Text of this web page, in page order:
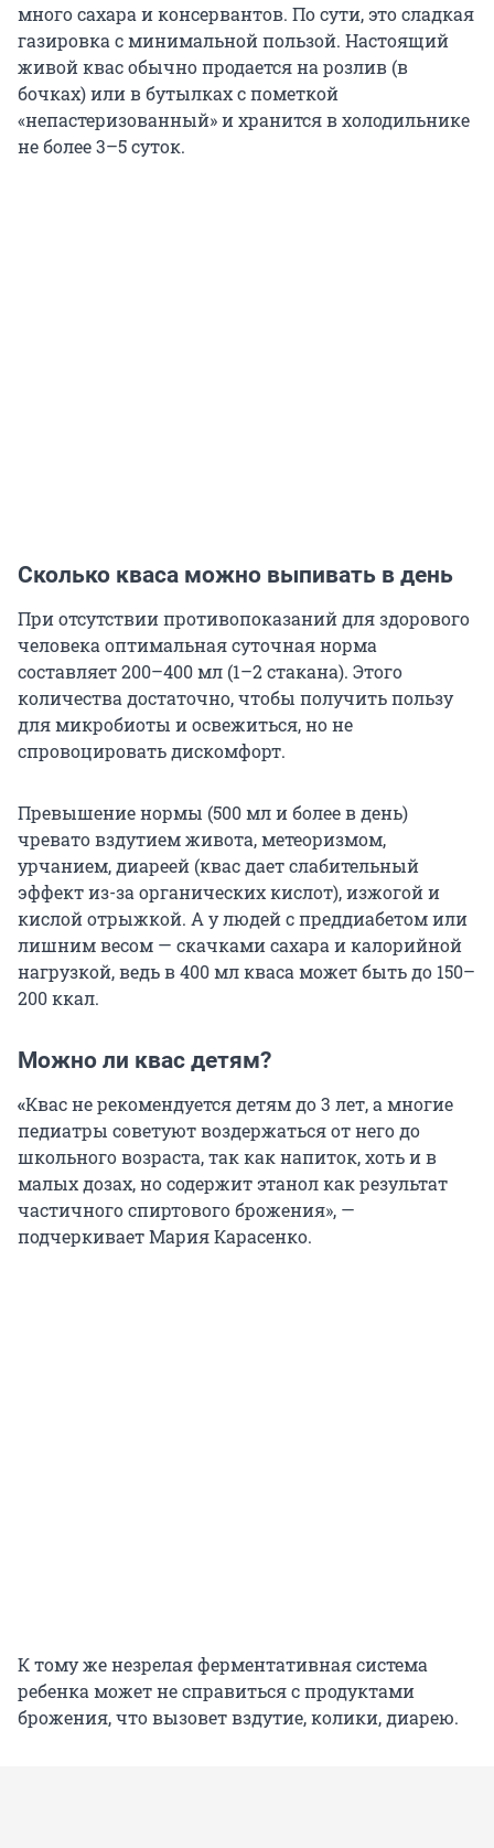
много сахара и консервантов. По сути, это сладкая
газировка с минимальной пользой. Настоящий
живой квас обычно продается на розлив (в
бочках) или в бутылках с пометкой
«непастеризованный» и хранится в холодильнике
не более 3–5 суток.
Сколько кваса можно выпивать в день
При отсутствии противопоказаний для здорового
человека оптимальная суточная норма
составляет 200–400 мл (1–2 стакана). Этого
количества достаточно, чтобы получить пользу
для микробиоты и освежиться, но не
спровоцировать дискомфорт.
Превышение нормы (500 мл и более в день)
чревато вздутием живота, метеоризмом,
урчанием, диареей (квас дает слабительный
эффект из-за органических кислот), изжогой и
кислой отрыжкой. А у людей с преддиабетом или
лишним весом — скачками сахара и калорийной
нагрузкой, ведь в 400 мл кваса может быть до 150–
200 ккал.
Можно ли квас детям?
«Квас не рекомендуется детям до 3 лет, а многие
педиатры советуют воздержаться от него до
школьного возраста, так как напиток, хоть и в
малых дозах, но содержит этанол как результат
частичного спиртового брожения», —
подчеркивает Мария Карасенко.
К тому же незрелая ферментативная система
ребенка может не справиться с продуктами
брожения, что вызовет вздутие, колики, диарею.